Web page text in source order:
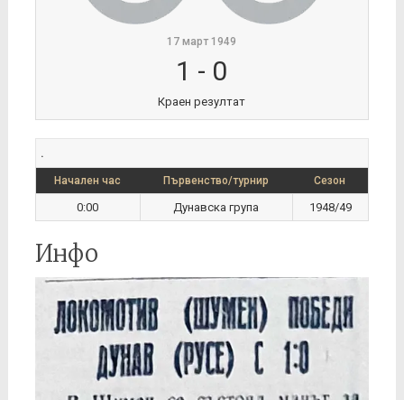
17 март 1949
1 - 0
Краен резултат
.
Начален час Първенство/турнир Сезон
0:00 Дунавска група 1948/49
Инфо